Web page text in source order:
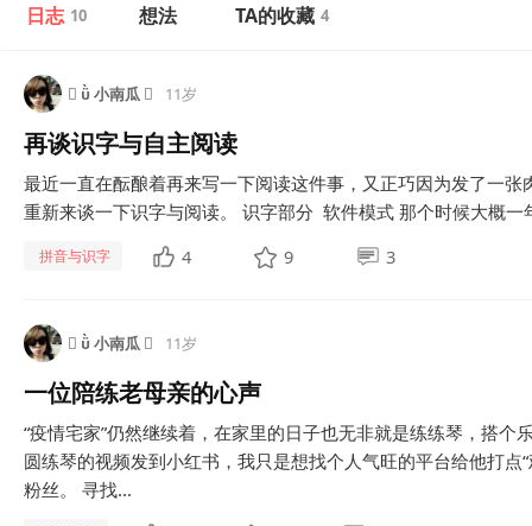
日志 10 想法 TA的收藏 4
  小南瓜  11岁
再谈识字与自主阅读
最近一直在酝酿着再来写一下阅读这件事，又正巧因为发了一
重新来谈一下识字与阅读。 识字部分 软件模式 那个时候大概一
拼音与识字 4 9 3
  小南瓜  11岁
一位陪练老母亲的心声
“疫情宅家”仍然继续着，在家里的日子也无非就是练练琴，搭个
圆练琴的视频发到小红书，我只是想找个人气旺的平台给他打点
粉丝。 寻找...